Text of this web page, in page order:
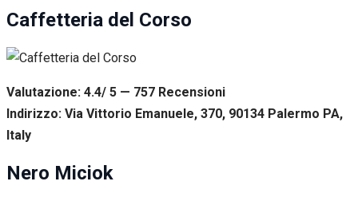
Caffetteria del Corso
Valutazione: 4.4/ 5 — 757 Recensioni
Indirizzo: Via Vittorio Emanuele, 370, 90134 Palermo PA,
Italy
Nero Miciok